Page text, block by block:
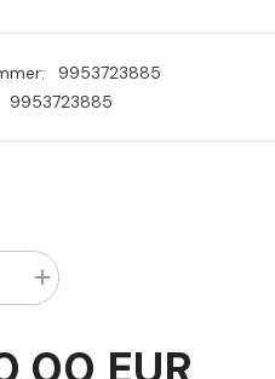
9953723885
9953723885
Menge
erhöhen
hidaye